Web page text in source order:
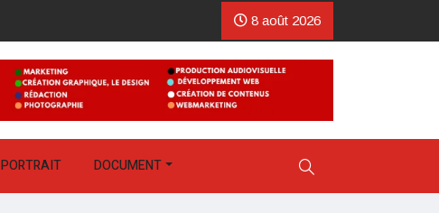
8 août 2026
PORTRAIT DOCUMENT